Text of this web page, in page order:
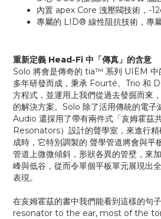
內置 apex Core 洩壓閥技術，-
專屬的 LID® 線性阻抗技術，專
重新定義 Head-Fi 中「傳真」的含意
Solo 將會是傳奇的 tia™ 系列 UIEM 中
多年研發而成，秉承 Fourté、Trio 和
方程式，並運用上我們從過去發掘而來
的解決方案。Solo 除了活用傳統的電子
Audio 還採用了帶有兩件式「亥姆霍
Resonators）設計的聲學室，來進行
成時，它特別調製的 聲學管道將會與平
管道上微微傾斜，形狀各異的管壁，來
峰與低谷，從而令單個平板單元展現出
表現。
在亥姆霍茲的書中我們能看到這樣的
resonator to the ear, most of the